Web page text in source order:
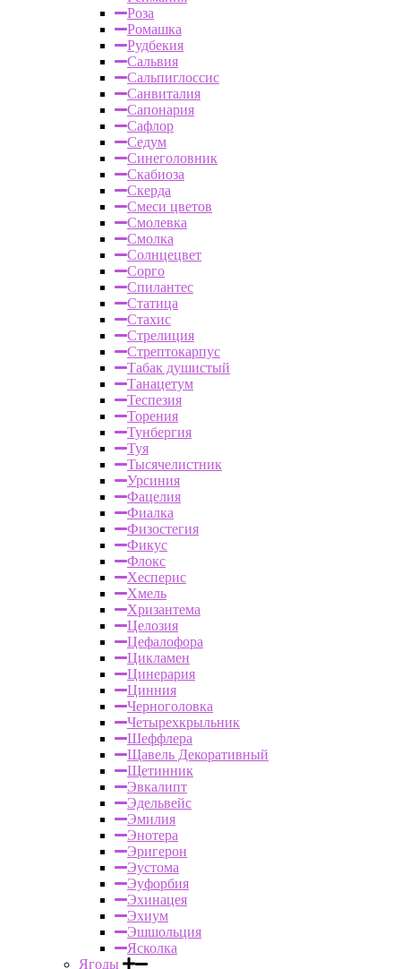
Роза
Ромашка
Рудбекия
Сальвия
Сальпиглоссис
Санвиталия
Сапонария
Сафлор
Седум
Синеголовник
Скабиоза
Скерда
Смеси цветов
Смолевка
Смолка
Солнцецвет
Сорго
Спилантес
Статица
Стахис
Стрелиция
Стрептокарпус
Табак душистый
Танацетум
Теспезия
Торения
Тунбергия
Туя
Тысячелистник
Урсиния
Фацелия
Фиалка
Физостегия
Фикус
Флокс
Хесперис
Хмель
Хризантема
Целозия
Цефалофора
Цикламен
Цинерария
Цинния
Черноголовка
Четырехкрыльник
Шеффлера
Щавель Декоративный
Щетинник
Эвкалипт
Эдельвейс
Эмилия
Энотера
Эригерон
Эустома
Эуфорбия
Эхинацея
Эхиум
Эшшольция
Ясколка
Ягоды